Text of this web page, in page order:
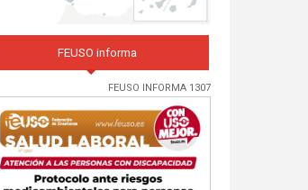
FEUSO informa
FEUSO INFORMA 1307